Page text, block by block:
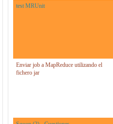
test MRUnit
Enviar job a MapReduce utilizando el
fichero jar